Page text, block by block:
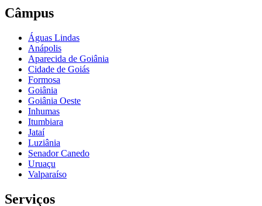
Câmpus
Águas Lindas
Anápolis
Aparecida de Goiânia
Cidade de Goiás
Formosa
Goiânia
Goiânia Oeste
Inhumas
Itumbiara
Jataí
Luziânia
Senador Canedo
Uruaçu
Valparaíso
Serviços